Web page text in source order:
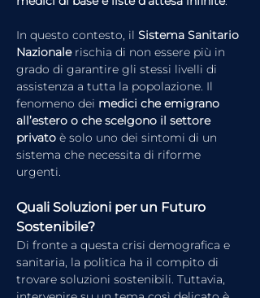
In questo contesto, il Sistema Sanitario
Nazionale rischia di non essere più in
grado di garantire gli stessi livelli di
assistenza a tutta la popolazione. Il
fenomeno dei medici che emigrano
all’estero o che scelgono il settore
privato è solo uno dei sintomi di un
sistema che necessita di riforme
urgenti.
Quali Soluzioni per un Futuro
Sostenibile?
Di fronte a questa crisi demografica e
sanitaria, la politica ha il compito di
trovare soluzioni sostenibili. Tuttavia,